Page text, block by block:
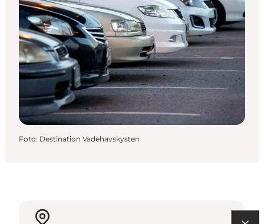
Foto: Destination Vadehavskysten